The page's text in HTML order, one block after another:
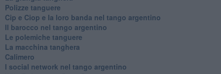
Polizze tanguere
Cip e Ciop e la loro banda nel tango argentino
Il barocco nel tango argentino
Le polemiche tanguere
La macchina tanghera
Calimero
​I social network nel tango argentino